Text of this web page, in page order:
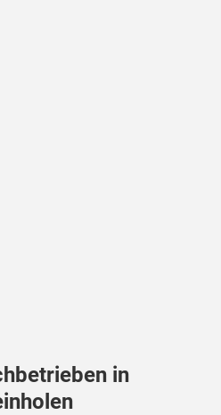
in